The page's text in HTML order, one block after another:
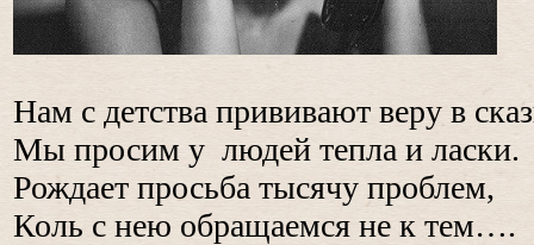
Нам с детства прививают веру в
Мы просим у людей тепла и ласки.
Рождает просьба тысячу проблем,
Коль с нею обращаемся не к тем….